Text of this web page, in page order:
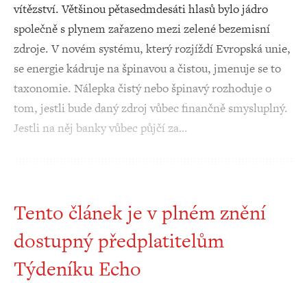
vítězství. Většinou pětasedmdesáti hlasů bylo jádro
společně s plynem zařazeno mezi zelené bezemisní
zdroje. V novém systému, který rozjíždí Evropská unie,
se energie kádruje na špinavou a čistou, jmenuje se to
taxonomie. Nálepka čistý nebo špinavý rozhoduje o
tom, jestli bude daný zdroj vůbec finančně smysluplný.
Jestli na něj banky vůbec půjčí za…
Tento článek je v plném znění
dostupný předplatitelům
Týdeníku Echo